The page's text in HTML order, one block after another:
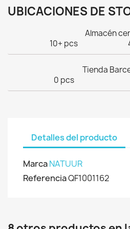
UBICACIONES DE
Almacén
10+ pcs
Tienda
0 pcs
Detalles del producto
MarcaNATUUR
ReferenciaQF1001162